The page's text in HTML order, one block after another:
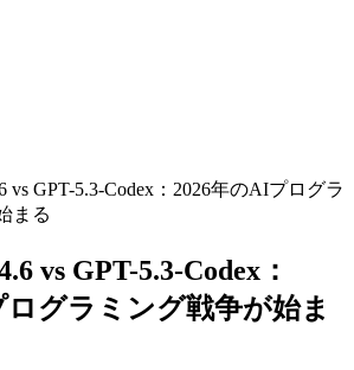
vs GPT-5.3-Codex：2026年のAIプログラ
まる
vs GPT-5.3-Codex：
ログラミング戦争が始ま